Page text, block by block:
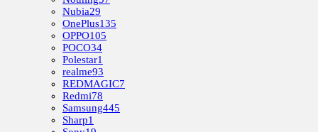
Nubia29
OnePlus135
OPPO105
POCO34
Polestar1
realme93
REDMAGIC7
Redmi78
Samsung445
Sharp1